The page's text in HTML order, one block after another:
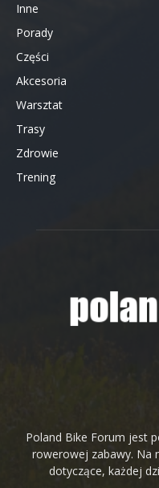
Inne
Porady
Części
Akcesoria
Warsztat
Trasy
Zdrowie
Trening
Poland Bike Forum jest
rowerowej zabawy. Na
dotyczące, każdej